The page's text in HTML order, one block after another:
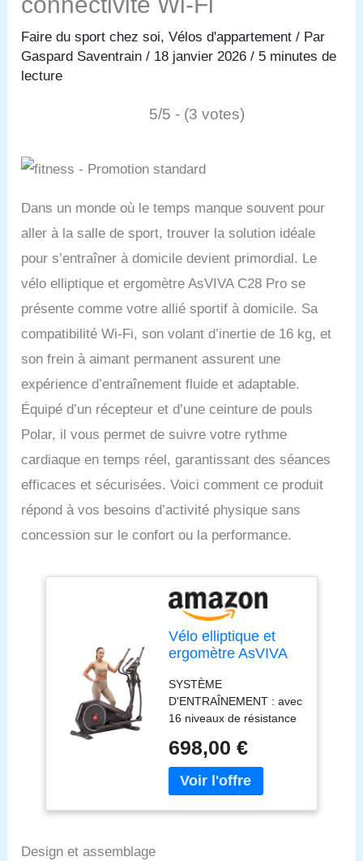
Faire du sport chez soi,Vélos d'appartement / Par
Gaspard Saventrain/ 18 janvier 2026/ 5 minutes de
lecture
5/5 - (3 votes)
Dans un monde où le temps manque souvent pour
aller à la salle de sport, trouver la solution idéale
pour s’entraîner à domicile devient primordial. Le
vélo elliptique et ergomètre AsVIVA C28 Pro se
présente comme votre allié sportif à domicile. Sa
compatibilité Wi-Fi, son volant d’inertie de 16 kg, et
son frein à aimant permanent assurent une
expérience d’entraînement fluide et adaptable.
Équipé d’un récepteur et d’une ceinture de pouls
Polar, il vous permet de suivre votre rythme
cardiaque en temps réel, garantissant des séances
efficaces et sécurisées. Voici comment ce produit
répond à vos besoins d’activité physique sans
concession sur le confort ou la performance.
Vélo elliptique et
ergomètre AsVIVA
Wi-FI, Volant
d'inertie de 16 kg,
Frein à Aimant
Permanent,
récepteur de pouls
avec Ceinture de
pouls Polar, vélo
d'appartement Pro
SYSTÈME
D'ENTRAÎNEMENT : avec
16 niveaux de résistance
un entraînement par
courroie extrêmement
silencieux et un frein à
698,00 €
Design et assemblage